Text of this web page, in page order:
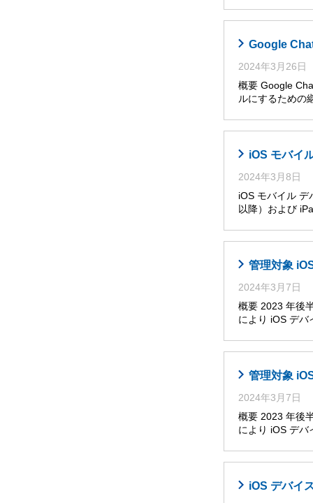
Google
2024年3月26日
概要 Google
ルにするための
iOS モバイ
2024年3月8日
iOS モバイル デ
以降）および
管理対象
2024年3月7日
概要 2023 年後
により iOS デ
管理対象
2024年3月7日
概要 2023 年後
により iOS デ
iOS デバイ